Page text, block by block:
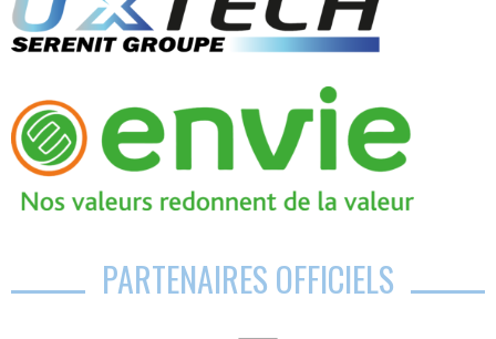
PARTENAIRES OFFICIELS